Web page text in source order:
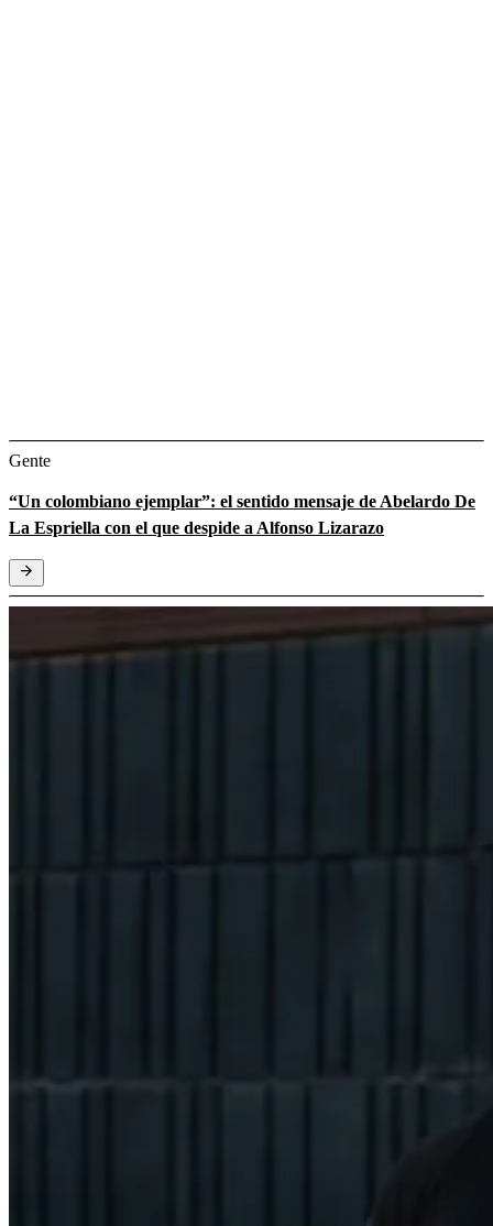
Gente
“Un colombiano ejemplar”: el sentido mensaje de Abelardo De
La Espriella con el que despide a Alfonso Lizarazo